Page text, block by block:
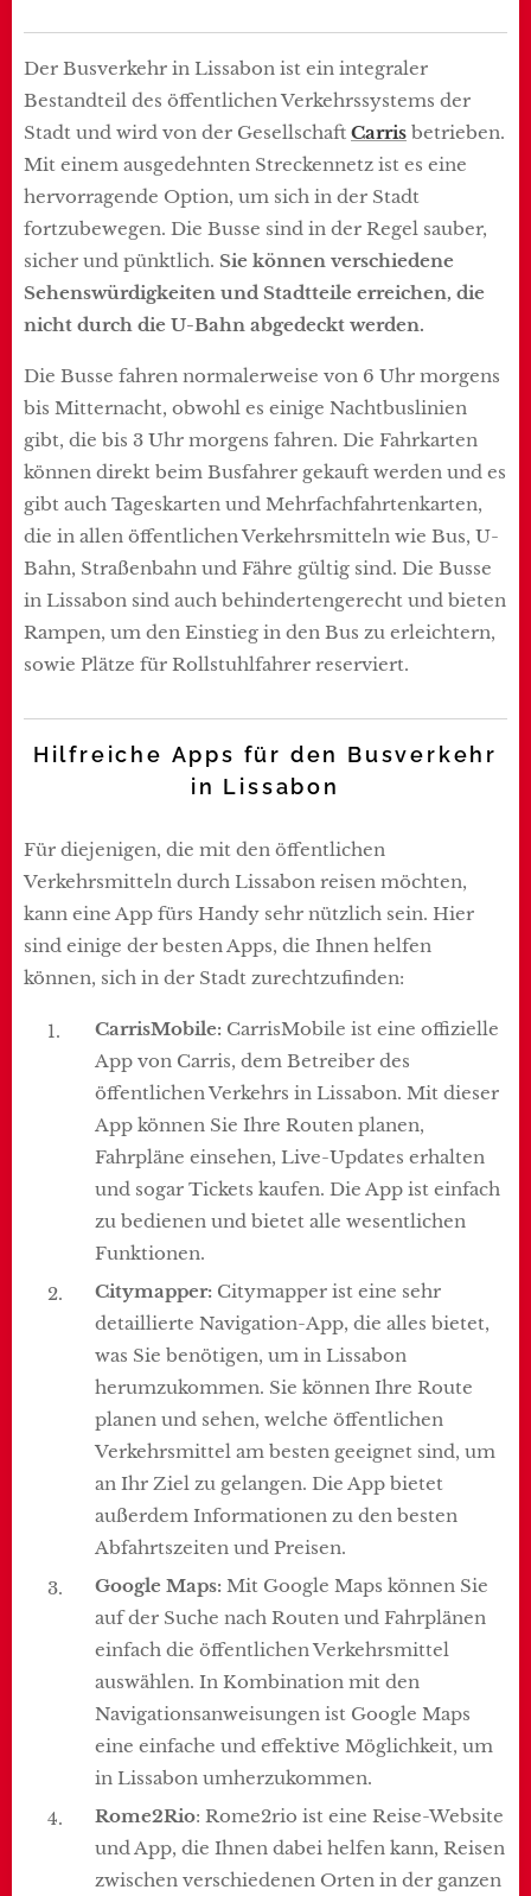
Der Busverkehr in Lissabon ist ein integraler
Bestandteil des öffentlichen Verkehrssystems der
Stadt und wird von der Gesellschaft Carris betrieben.
Mit einem ausgedehnten Streckennetz ist es eine
hervorragende Option, um sich in der Stadt
fortzubewegen. Die Busse sind in der Regel sauber,
sicher und pünktlich. Sie können verschiedene
Sehenswürdigkeiten und Stadtteile erreichen, die
nicht durch die U-Bahn abgedeckt werden.
Die Busse fahren normalerweise von 6 Uhr morgens
bis Mitternacht, obwohl es einige Nachtbuslinien
gibt, die bis 3 Uhr morgens fahren. Die Fahrkarten
können direkt beim Busfahrer gekauft werden und es
gibt auch Tageskarten und Mehrfachfahrtenkarten,
die in allen öffentlichen Verkehrsmitteln wie Bus, U-
Bahn, Straßenbahn und Fähre gültig sind. Die Busse
in Lissabon sind auch behindertengerecht und bieten
Rampen, um den Einstieg in den Bus zu erleichtern,
sowie Plätze für Rollstuhlfahrer reserviert.
Hilfreiche Apps für den Busverkehr
in Lissabon
Für diejenigen, die mit den öffentlichen
Verkehrsmitteln durch Lissabon reisen möchten,
kann eine App fürs Handy sehr nützlich sein. Hier
sind einige der besten Apps, die Ihnen helfen
können, sich in der Stadt zurechtzufinden:
CarrisMobile: CarrisMobile ist eine offizielle
App von Carris, dem Betreiber des
öffentlichen Verkehrs in Lissabon. Mit dieser
App können Sie Ihre Routen planen,
Fahrpläne einsehen, Live-Updates erhalten
und sogar Tickets kaufen. Die App ist einfach
zu bedienen und bietet alle wesentlichen
Funktionen.
Citymapper: Citymapper ist eine sehr
detaillierte Navigation-App, die alles bietet,
was Sie benötigen, um in Lissabon
herumzukommen. Sie können Ihre Route
planen und sehen, welche öffentlichen
Verkehrsmittel am besten geeignet sind, um
an Ihr Ziel zu gelangen. Die App bietet
außerdem Informationen zu den besten
Abfahrtszeiten und Preisen.
Google Maps: Mit Google Maps können Sie
auf der Suche nach Routen und Fahrplänen
einfach die öffentlichen Verkehrsmittel
auswählen. In Kombination mit den
Navigationsanweisungen ist Google Maps
eine einfache und effektive Möglichkeit, um
in Lissabon umherzukommen.
Rome2Rio: Rome2rio ist eine Reise-Website
und App, die Ihnen dabei helfen kann, Reisen
zwischen verschiedenen Orten in der ganzen